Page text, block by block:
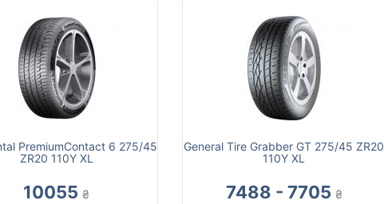
PremiumContact 6 275/45
ZR20 110Y XL
10055 ₴
General Tire Grabber GT 275/45 ZR20
110Y XL
7488 - 7705 ₴